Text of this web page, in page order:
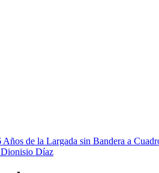
de la Largada sin Bandera a
Díaz